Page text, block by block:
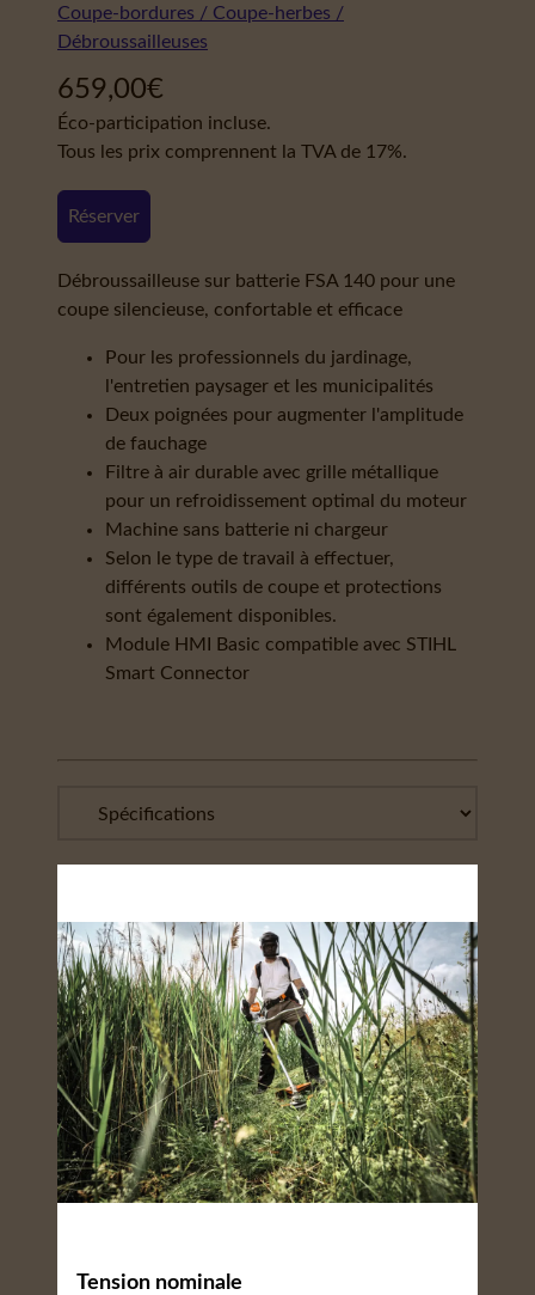
Coupe-bordures / Coupe-herbes /
Débroussailleuses
659,00€
Éco-participation incluse.
Tous les prix comprennent la TVA de 17%.
Réserver
Débroussailleuse sur batterie FSA 140 pour une
coupe silencieuse, confortable et efficace
Pour les professionnels du jardinage,
l'entretien paysager et les municipalités
Deux poignées pour augmenter l'amplitude
de fauchage
Filtre à air durable avec grille métallique
pour un refroidissement optimal du moteur
Machine sans batterie ni chargeur
Selon le type de travail à effectuer,
différents outils de coupe et protections
sont également disponibles.
Module HMI Basic compatible avec STIHL
Smart Connector
Tension nominale